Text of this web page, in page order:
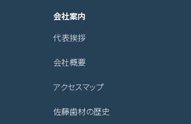
会社案内
代表挨拶
会社概要
アクセスマップ
佐藤歯材の歴史